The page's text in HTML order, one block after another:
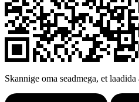
Skannige oma seadmega, et